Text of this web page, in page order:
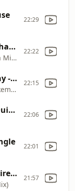
22:29
Donald Duck- Mr.Duck (That's Donald!)
Mr.Duck (Jetzt Zeig Ich 's Euch Mix) (Club Mix)
22:22
Superchumbo- Dirty Filthy - single
Dirty Filthy (David Tort & Markem Remix) promo
22:15
Bolero Mix 17 mixed by Quim Quer- Bolero Mix 17 22:06
22:01
Dario Nunez, Nuevayu- Fire In My House - single 21:57